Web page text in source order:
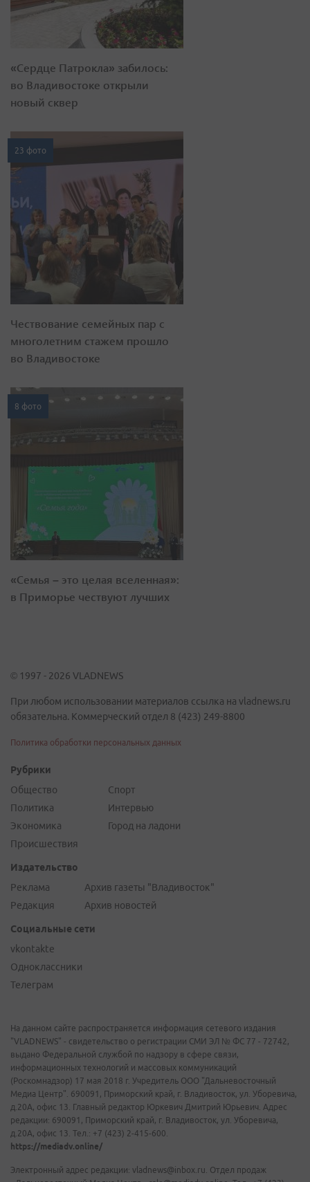
«Сердце Патрокла» забилось:
во Владивостоке открыли
новый сквер
23 фото
Чествование семейных пар с
многолетним стажем прошло
во Владивостоке
8 фото
«Семья – это целая вселенная»:
в Приморье чествуют лучших
© 1997 - 2026 VLADNEWS
При любом использовании материалов ссылка на vladnews.ru
обязательна. Коммерческий отдел 8 (423) 249-8800
Политика обработки персональных данных
Рубрики
Общество
Политика
Экономика
Происшествия
Спорт
Интервью
Город на ладони
Издательство
Реклама
Редакция
Архив газеты "Владивосток"
Архив новостей
Социальные сети
vkontakte
Одноклассники
Телеграм
На данном сайте распространяется информация сетевого издания
"VLADNEWS" - свидетельство о регистрации СМИ ЭЛ № ФС 77 - 72742,
выдано Федеральной службой по надзору в сфере связи,
информационных технологий и массовых коммуникаций
(Роскомнадзор) 17 мая 2018 г. Учредитель ООО "Дальневосточный
Медиа Центр". 690091, Приморский край, г. Владивосток, ул. Уборевича,
д.20А, офис 13. Главный редактор Юркевич Дмитрий Юрьевич. Адрес
редакции: 690091, Приморский край, г. Владивосток, ул. Уборевича,
д.20А, офис 13. Тел.: +7 (423) 2-415-600.
https://mediadv.online/
Электронный адрес редакции: vladnews@inbox.ru. Отдел продаж